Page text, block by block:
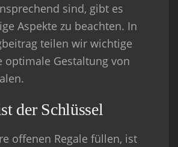
sind, gibt es
Aspekte zu beachten. In
teilen wir wichtige
optimale Gestaltung von
der Schlüssel
offenen Regale füllen, ist